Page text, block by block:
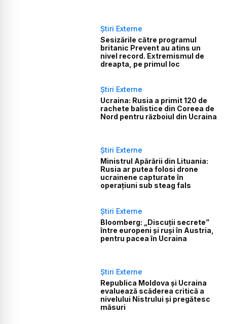
Știri Externe
Sesizările către programul
britanic Prevent au atins un
nivel record. Extremismul de
dreapta, pe primul loc
Știri Externe
Ucraina: Rusia a primit 120 de
rachete balistice din Coreea de
Nord pentru războiul din Ucraina
Știri Externe
Ministrul Apărării din Lituania:
Rusia ar putea folosi drone
ucrainene capturate în
operațiuni sub steag fals
Știri Externe
Bloomberg: „Discuții secrete”
între europeni și ruși în Austria,
pentru pacea în Ucraina
Știri Externe
Republica Moldova și Ucraina
evaluează scăderea critică a
nivelului Nistrului și pregătesc
măsuri